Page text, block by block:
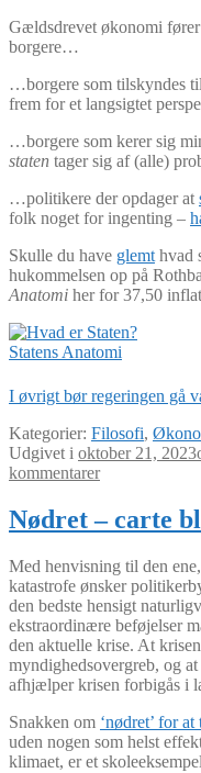
Gældsdrevet økonomi
borgere…
…borgere som tilskyndes
frem for et langsigtet
…borgere som kerer sig
staten tager sig af (alle)
…politikere der opdager at
folk noget for ingenting –
Skulle du have glemt hvad
hukommelsen op på
Anatomi her for 37,50
Statens Anatomi
I øvrigt bør regeringen gå
Kategorier: Filosofi,
Udgivet i oktober 21, 2023
kommentarer
Nødret – carte
Med henvisning til den
katastrofe ønsker
den bedste hensigt
ekstraordinære beføjelser
den aktuelle krise. At
myndighedsovergreb, og
afhjælper krisen forbigås i
Snakken om ‘nødret’ for
uden nogen som helst
klimaet, er et